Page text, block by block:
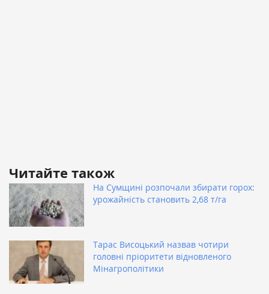
Читайте також
На Сумщині розпочали збирати горох:
урожайність становить 2,68 т/га
Тарас Висоцький назвав чотири
головні пріоритети відновленого
Мінагрополітики